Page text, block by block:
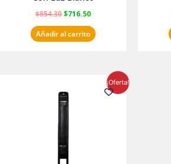
$854.30$716.50
Añadir al carrito
¡Oferta!
original
era:
precio
actual